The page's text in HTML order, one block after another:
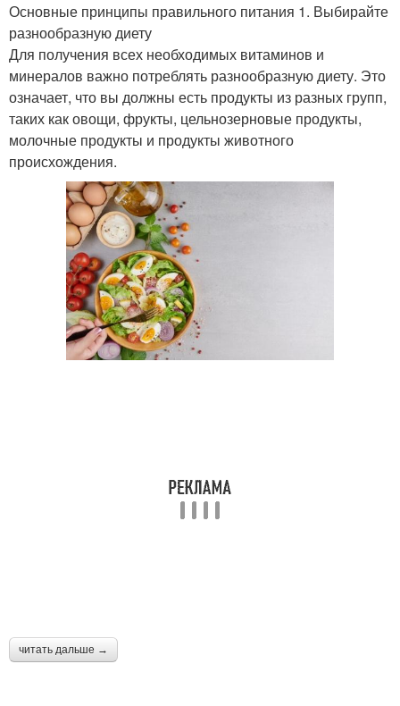
Основные принципы правильного питания 1. Выбирайте
разнообразную диету
Для получения всех необходимых витаминов и
минералов важно потреблять разнообразную диету. Это
означает, что вы должны есть продукты из разных групп,
таких как овощи, фрукты, цельнозерновые продукты,
молочные продукты и продукты животного
происхождения.
читать дальше →